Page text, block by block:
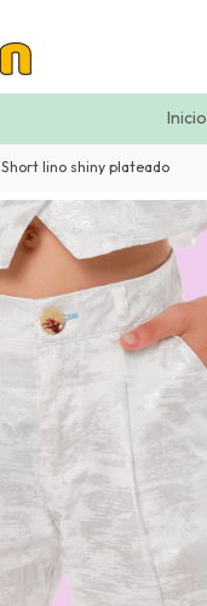
Inicio
Short lino shiny plateado